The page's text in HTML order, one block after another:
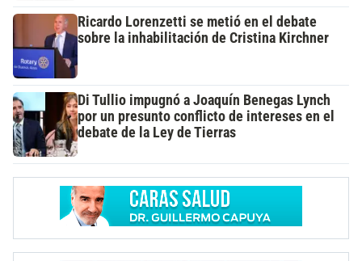
Ricardo Lorenzetti se metió en el debate
sobre la inhabilitación de Cristina Kirchner
Di Tullio impugnó a Joaquín Benegas Lynch
por un presunto conflicto de intereses en el
debate de la Ley de Tierras